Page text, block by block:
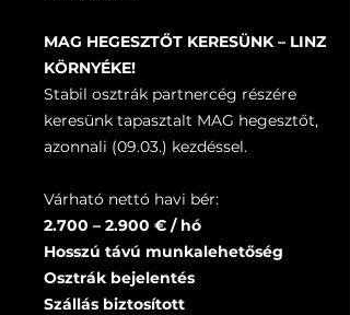
MAG HEGESZTŐT KERESÜNK – LINZ
KÖRNYÉKE!
Stabil osztrák partnercég részére
keresünk tapasztalt MAG hegesztőt,
azonnali (09.03.) kezdéssel.
Várható nettó havi bér:
2.700 – 2.900 € / hó
Hosszú távú munkalehetőség
Osztrák bejelentés
Szállás biztosított